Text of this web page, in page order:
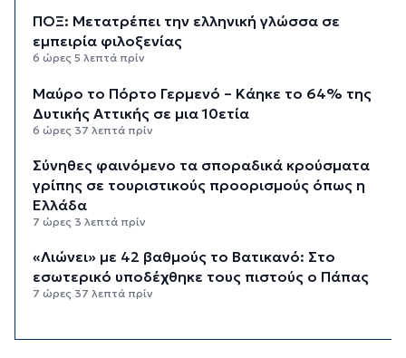
ΠΟΞ: Μετατρέπει την ελληνική γλώσσα σε
εμπειρία φιλοξενίας
6 ώρες 5 λεπτά πρίν
Μαύρο το Πόρτο Γερμενό – Κάηκε το 64% της
Δυτικής Αττικής σε μια 10ετία
6 ώρες 37 λεπτά πρίν
Σύνηθες φαινόμενο τα σποραδικά κρούσματα
γρίπης σε τουριστικούς προορισμούς όπως η
Ελλάδα
7 ώρες 3 λεπτά πρίν
«Λιώνει» με 42 βαθμούς το Βατικανό: Στο
εσωτερικό υποδέχθηκε τους πιστούς ο Πάπας
7 ώρες 37 λεπτά πρίν